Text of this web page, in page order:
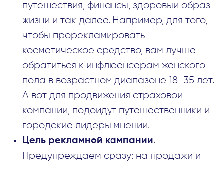
путешествия, финансы, здоровый образ
жизни и так далее. Например, для того,
чтобы прорекламировать
косметическое средство, вам лучше
обратиться к инфлюенсерам женского
пола в возрастном диапазоне 18-35 лет.
А вот для продвижения страховой
компании, подойдут путешественники и
городские лидеры мнений.
Цель рекламной кампании.
Предупреждаем сразу: на продажи и